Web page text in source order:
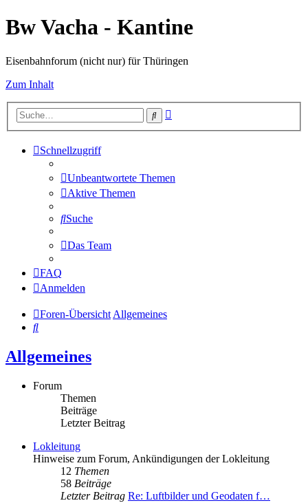
Bw Vacha - Kantine
Eisenbahnforum (nicht nur) für Thüringen
Zum Inhalt
Suche
Schnellzugriff
Unbeantwortete Themen
Aktive Themen
Suche
Das Team
FAQ
Anmelden
Foren-ÜbersichtAllgemeines
Suche
Allgemeines
Forum
Themen
Beiträge
Letzter Beitrag
Lokleitung
Hinweise zum Forum, Ankündigungen der Lokleitung
12 Themen
58 Beiträge
Letzter Beitrag Re: Luftbilder und Geodaten f…